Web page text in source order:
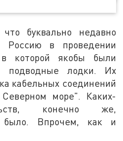
буквально недавно
Россию в проведении
которой якобы были
подводные лодки. Их
кабельных соединений
море". Каких-
конечно же,
было. Впрочем, как и